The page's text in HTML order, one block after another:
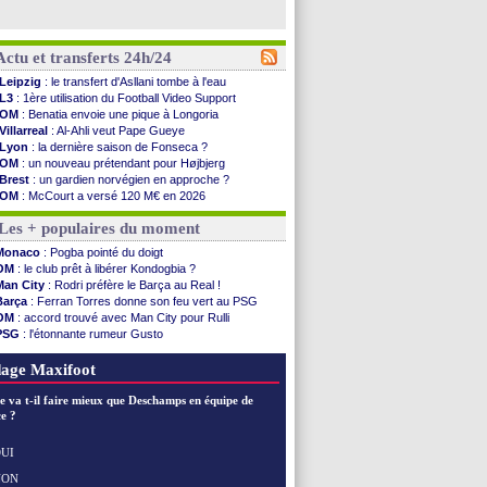
et transferts 24h/24
Leipzig : le transfert d'Asllani tombe à l'eau
L3 : 1ère utilisation du Football Video Support
OM : Benatia envoie une pique à Longoria
Villarreal : Al-Ahli veut Pape Gueye
Lyon : la dernière saison de Fonseca ?
OM : un nouveau prétendant pour Højbjerg
Brest : un gardien norvégien en approche ?
OM : McCourt a versé 120 M€ en 2026
PSG: 4 retours dans le groupe face à Man Utd ...
Nice : Kevin Carlos va partir en Italie
L1: prison avec sursis requis contre un arbitre
Leganés: c'est signé pour Luca Zidane (off.)
Atletico: Ruggeri en route pour Aston Villa
Monaco : Filipe Luis soutient Biereth
Lyon : Mangala prêté à Getafe (officiel)
PSG: Nsoki va signer en Croatie
Arsenal: Naples vise Gabriel Jesus
Man City: accord avec le Barça pour Rodri ?
Palace: Tomiyasu a convaincu (officiel)
OM
PSG
+ populaires du moment
: Pogba pointé du doigt
: le club prêt à libérer Kondogbia ?
City : Rodri préfère le Barça au Real !
: Ferran Torres donne son feu vert au PSG
: accord trouvé avec Man City pour Rulli
: l'étonnante rumeur Gusto
: Owori battu à mort à Kampala
Maxifoot
va t-il faire mieux que Deschamps en équipe de
?